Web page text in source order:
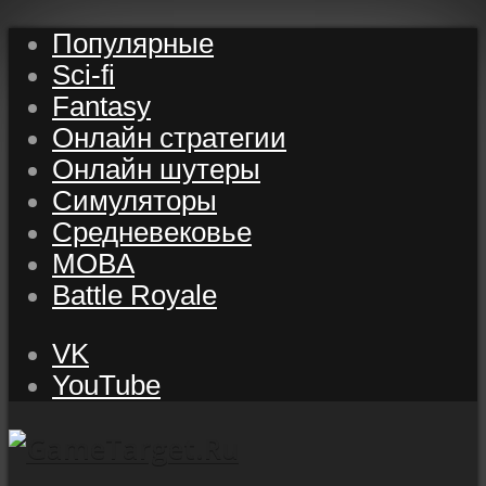
Популярные
Sci-fi
Fantasy
Онлайн стратегии
Онлайн шутеры
Симуляторы
Средневековье
MOBA
Battle Royale
VK
YouTube